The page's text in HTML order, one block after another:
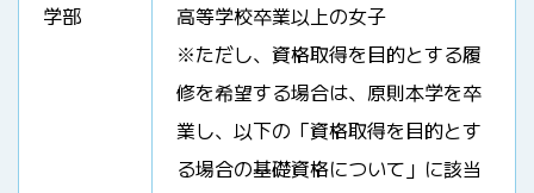
学部
高等学校卒業以上の女子
※ただし、資格取得を目的とする履
修を希望する場合は、原則本学を卒
業し、以下の「資格取得を目的とす
る場合の基礎資格について」に該当